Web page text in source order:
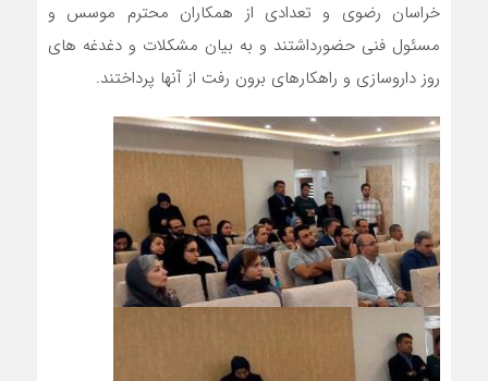
خراسان رضوی و تعدادی از همکاران محترم موسس و
مسئول فنی حضورداشتند و به بیان مشکلات و دغدغه های
روز داروسازی و راهکارهای برون رفت از آنها پرداختند.